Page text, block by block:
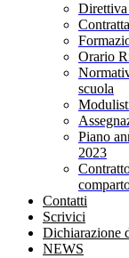
Orario
scuola
Piano
2023
Contatti
Scrivici
Dichiarazione
NEWS